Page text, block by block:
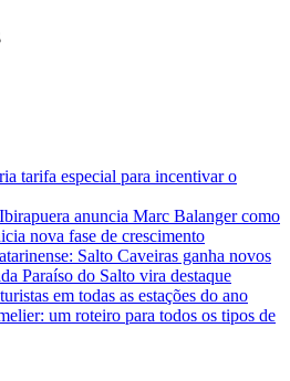
tarifa especial para incentivar o
anuncia Marc Balanger como
nova fase de crescimento
Salto Caveiras ganha novos
Paraíso do Salto vira destaque
em todas as estações do ano
um roteiro para todos os tipos de